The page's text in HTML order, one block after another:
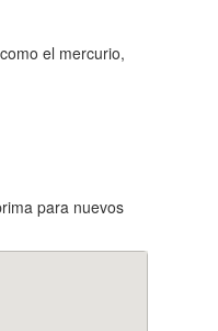
el mercurio,
para nuevos